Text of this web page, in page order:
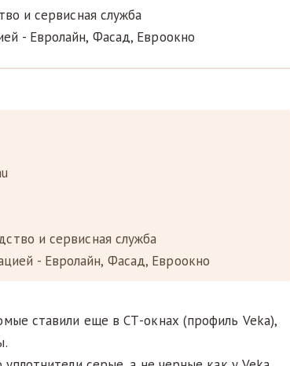
и сервисная служба
- Евролайн, Фасад, Евроокно
и сервисная служба
- Евролайн, Фасад, Евроокно
ставили еще в СТ-окнах (профиль Veka),